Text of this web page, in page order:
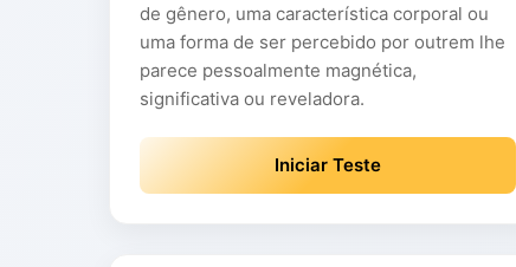
de gênero, uma característica corporal ou
uma forma de ser percebido por outrem lhe
parece pessoalmente magnética,
significativa ou reveladora.
Iniciar Teste